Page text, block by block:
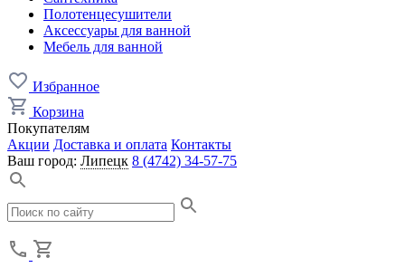
Полотенцесушители
Аксессуары для ванной
Мебель для ванной
Избранное
Корзина
Покупателям
Акции Доставка и оплата Контакты
Ваш город: Липецк 8 (4742) 34-57-75